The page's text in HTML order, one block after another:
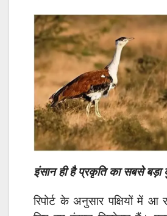
इंसान ही है प्रकृति का सबसे बड़ा
रिपोर्ट के अनुसार पक्षियों में आ